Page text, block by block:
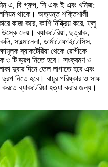
এ, বি গ্রুপ, সি এবং ই এবং খনিজ:
থাকে। অত্যন্ত শক্তিশালী
কাজ করে, কাশি নিষ্ক্রিয় করে, ফ্লু
দেয়। ব্যাকটেরিয়া, ছত্রাক,
সাল্মোনেলা, ডার্মাটোফাইটোসিস,
ব্যাকটেরিয়া থেকে রোগীকে
৩ টি ড্রপ নিতে হবে। সংক্রমণ ও
দুবার দিনে তেল লাগাতে হবে এবং
নিতে হবে। বায়ুর পরিষ্কার ও সাফ
ব্যাকটেরিয়া হত্যা করার জন্য।